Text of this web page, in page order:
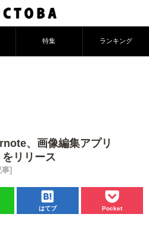
特集 ランキング
、画像編集アプリ
リリース
事]
はてブ Pocket